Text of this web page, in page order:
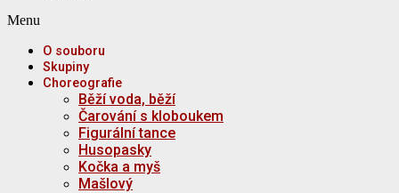
Menu
O souboru
Skupiny
Choreografie
Běží voda, běží
Čarování s kloboukem
Figurální tance
Husopasky
Kočka a myš
Mašlový